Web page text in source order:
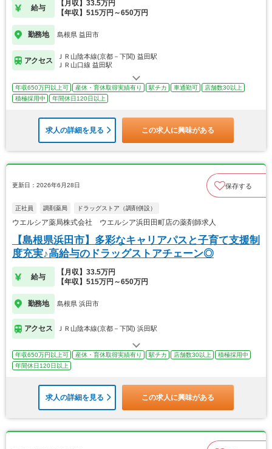
給与
【月収】33.5万円
【年収】515万円～650万円
勤務地 島根県 益田市
アクセス
ＪＲ山陰本線(京都－下関) 益田駅
ＪＲ山口線 益田駅
年収650万円以上可 産休・育休取得実績有り 駅チカ 車通勤可
店舗数30以上
積極採用中
年間休日120日以上
求人の詳細を見る この求人に興味がある
更新日：2026年6月28日 保存する
正社員 調剤薬局 ドラッグストア（調剤併設）
ウエルシア薬局株式会社 ウエルシア浜田田町店の薬剤師求人
【島根県浜田市】多彩なキャリアパスと子育て支援制
度充実♪高給与のドラッグストアチェーン◎
給与
【月収】33.5万円
【年収】515万円～650万円
勤務地 島根県 浜田市
アクセス ＪＲ山陰本線(京都－下関) 浜田駅
年収650万円以上可 産休・育休取得実績有り 駅チカ 店舗数30以上
積極採用中
年間休日120日以上
求人の詳細を見る この求人に興味がある